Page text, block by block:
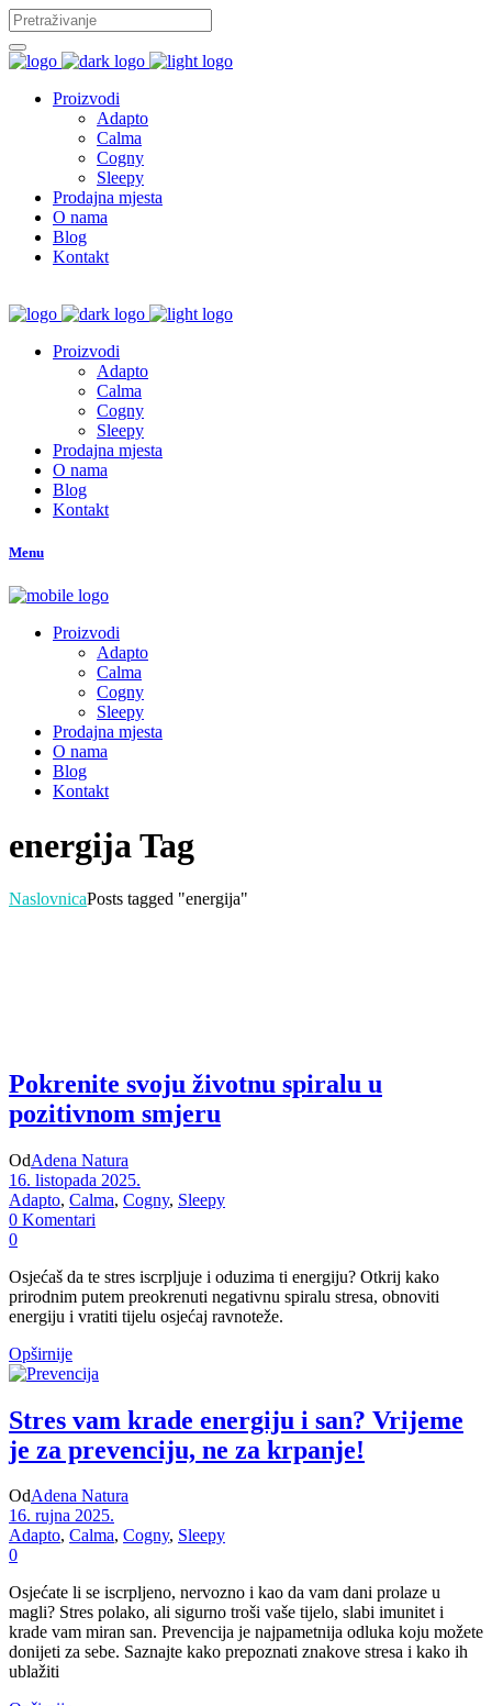
Proizvodi
Adapto
Calma
Cogny
Sleepy
Prodajna mjesta
O nama
Blog
Kontakt
Proizvodi
Adapto
Calma
Cogny
Sleepy
Prodajna mjesta
O nama
Blog
Kontakt
Menu
Proizvodi
Adapto
Calma
Cogny
Sleepy
Prodajna mjesta
O nama
Blog
Kontakt
energija Tag
NaslovnicaPosts tagged "energija"
Pokrenite svoju životnu spiralu u
pozitivnom smjeru
OdAdena Natura
16. listopada 2025.
Adapto, Calma, Cogny, Sleepy
0 Komentari
0
Osjećaš da te stres iscrpljuje i oduzima ti energiju? Otkrij kako
prirodnim putem preokrenuti negativnu spiralu stresa, obnoviti
energiju i vratiti tijelu osjećaj ravnoteže.
Opširnije
Stres vam krade energiju i san? Vrijeme
je za prevenciju, ne za krpanje!
OdAdena Natura
16. rujna 2025.
Adapto, Calma, Cogny, Sleepy
0
Osjećate li se iscrpljeno, nervozno i kao da vam dani prolaze u
magli? Stres polako, ali sigurno troši vaše tijelo, slabi imunitet i
krade vam miran san. Prevencija je najpametnija odluka koju možete
donijeti za sebe. Saznajte kako prepoznati znakove stresa i kako ih
ublažiti